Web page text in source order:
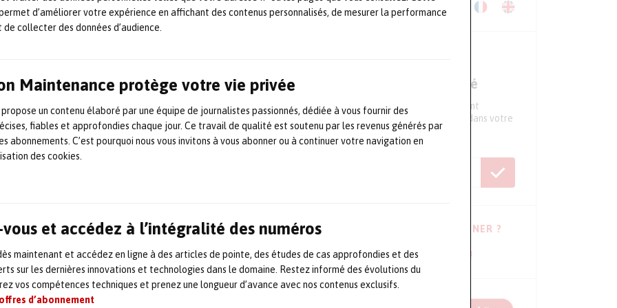
d’améliorer votre expérience en affichant des contenus personnalisés, de mesurer la performance
collecter des données d’audience.
Maintenance protège votre vie privée
un contenu élaboré par une équipe de journalistes passionnés, dédiée à vous fournir des
fiables et approfondies chaque jour. Ce travail de qualité est soutenu par les revenus générés par
abonnements. C’est pourquoi nous vous invitons à vous abonner ou à continuer votre navigation en
des cookies.
et accédez à l’intégralité des numéros
maintenant et accédez en ligne à des articles de pointe, des études de cas approfondies et des
sur les dernières innovations et technologies dans le domaine. Restez informé des évolutions du
vos compétences techniques et prenez une longueur d’avance avec nos contenus exclusifs.
d’abonnement
Altrad-Endel accompagne les industriels
des solutions adaptées aux
industrielle, ancien responsable
président Afim Normandie. Fort d’une
il a occupé divers postes,
à responsable des contrats de
de maintenance à Rouen.
reflète sa volonté de renforcer les
les meilleures pratiques dans le
le développement de la maintenance 4.0,
optimiser les opérations industrielles.
Télécharger le Kit Média
Ne ratez aucune actualité
Tous les 15 jours, recevez directement
l'essentiel de l'actualité du secteur dans votre
boite mail
VOUS HÉSITEZ À VOUS ABONNER ?
Consulter les dernières newsletters !